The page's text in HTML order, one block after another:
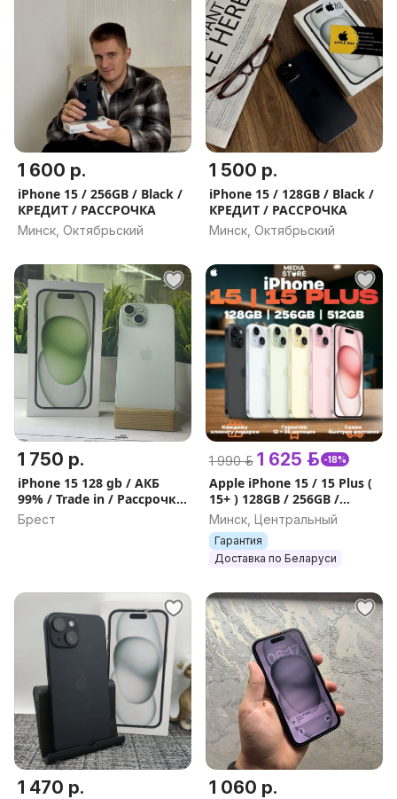
1 600 р.
iPhone 15 / 256GB / Black /
КРЕДИТ / РАССРОЧКА
Минск, Октябрьский
1 500 р.
iPhone 15 / 128GB / Black /
КРЕДИТ / РАССРОЧКА
Минск, Октябрьский
1 750 р.
iPhone 15 128 gb / АКБ
99% / Trade in / Рассрочка
/ Гарантия
Брест
1 990 р. 1 625 р. -18%
Apple iPhone 15 / 15 Plus (
15+ ) 128GB / 256GB /
512GB ГАРАНТИЯ ,
ПОДАРКИ
Минск, Центральный
Гарантия
Доставка по Беларуси
1 470 р. 1 060 р.